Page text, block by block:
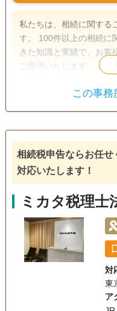
私たちは、相続に関する
す。 100件以上の相続に
きた知識と実績で、お客
ご提供いたします。 相
銀行手続き
電話相談可 訪問可
18時以降相談可 オンラ
この事務
相続税申告ならお任
対応いたします！
ミカタ税理
対
東
ア